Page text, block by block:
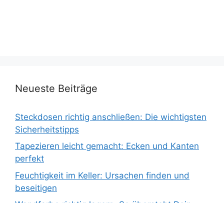
Neueste Beiträge
Steckdosen richtig anschließen: Die wichtigsten
Sicherheitstipps
Tapezieren leicht gemacht: Ecken und Kanten
perfekt
Feuchtigkeit im Keller: Ursachen finden und
beseitigen